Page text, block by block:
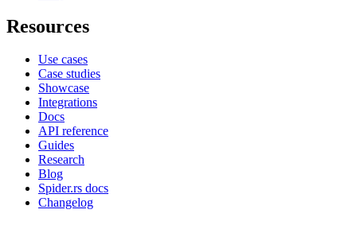
Resources
Use cases
Case studies
Showcase
Integrations
Docs
API reference
Guides
Research
Blog
Spider.rs docs
Changelog